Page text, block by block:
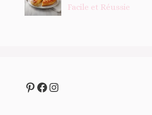
Facile et Réussie
Pinterest
Facebook
Instagram